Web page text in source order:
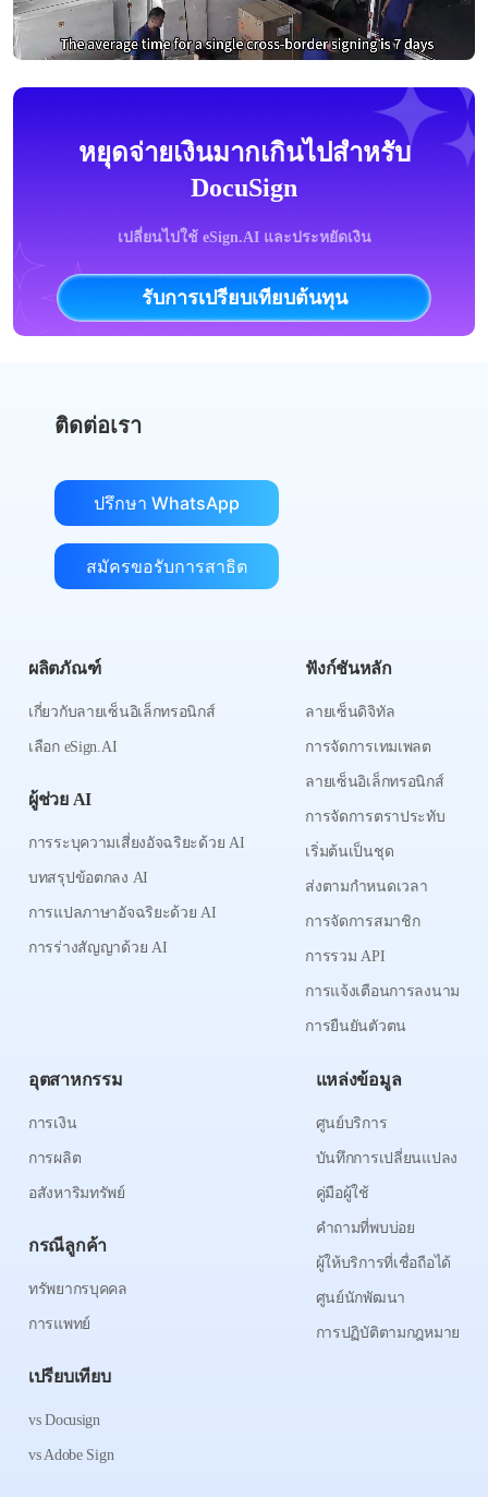
หยุดจ่ายเงินมากเกินไปสำหรับ
DocuSign
เปลี่ยนไปใช้ eSign.AI และประหยัดเงิน
รับการเปรียบเทียบต้นทุน
ติดต่อเรา
ปรึกษา WhatsApp
สมัครขอรับการสาธิต
ผลิตภัณฑ์
เกี่ยวกับลายเซ็นอิเล็กทรอนิกส์
เลือก eSign.AI
ผู้ช่วย AI
การระบุความเสี่ยงอัจฉริยะด้วย AI
บทสรุปข้อตกลง AI
การแปลภาษาอัจฉริยะด้วย AI
การร่างสัญญาด้วย AI
ฟังก์ชันหลัก
ลายเซ็นดิจิทัล
การจัดการเทมเพลต
ลายเซ็นอิเล็กทรอนิกส์
การจัดการตราประทับ
เริ่มต้นเป็นชุด
ส่งตามกำหนดเวลา
การจัดการสมาชิก
การรวม API
การแจ้งเตือนการลงนาม
การยืนยันตัวตน
อุตสาหกรรม
การเงิน
การผลิต
อสังหาริมทรัพย์
กรณีลูกค้า
ทรัพยากรบุคคล
การแพทย์
เปรียบเทียบ
vs Docusign
vs Adobe Sign
แหล่งข้อมูล
ศูนย์บริการ
บันทึกการเปลี่ยนแปลง
คู่มือผู้ใช้
คำถามที่พบบ่อย
ผู้ให้บริการที่เชื่อถือได้
ศูนย์นักพัฒนา
การปฏิบัติตามกฎหมาย